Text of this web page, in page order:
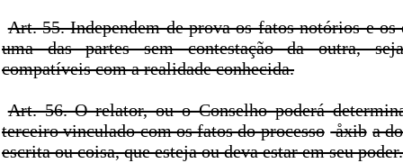
Art. 55. Independem de prova os fatos notórios e os
uma das partes sem contestação da outra,
compatíveis com a realidade conhecida.
Art. 56. O relator, ou o Conselho poderá
terceiro vinculado com os fatos do processo åxib a
escrita ou coisa, que esteja ou deva estar em seu poder.